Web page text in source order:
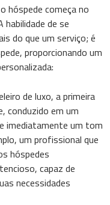
hóspede começa no
de se
do que um serviço; é
proporcionando um
de luxo, a primeira
conduzido em um
imediatamente um tom
um profissional que
hóspedes
capaz de
necessidades